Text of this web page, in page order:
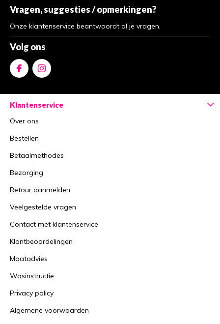
Vragen, suggesties / opmerkingen?
Onze klantenservice beantwoordt al je vragen.
Volg ons
Klantenservice
Over ons
Bestellen
Betaalmethodes
Bezorging
Retour aanmelden
Veelgestelde vragen
Contact met klantenservice
Klantbeoordelingen
Maatadvies
Wasinstructie
Privacy policy
Algemene voorwaarden